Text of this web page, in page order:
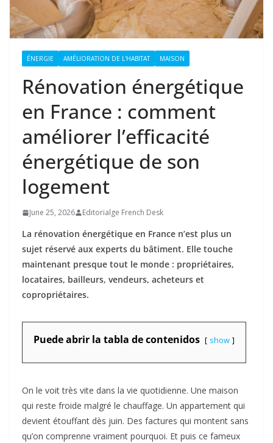
ÉNERGIE AMÉLIORATION DE L'HABITAT MAISON
Rénovation énergétique
en France : comment
améliorer l’efficacité
énergétique de son
logement
June 25, 2026 Editorialge French Desk
La rénovation énergétique en France n’est plus un
sujet réservé aux experts du bâtiment. Elle touche
maintenant presque tout le monde : propriétaires,
locataires, bailleurs, vendeurs, acheteurs et
copropriétaires.
Puede abrir la tabla de contenidos show
On le voit très vite dans la vie quotidienne. Une maison
qui reste froide malgré le chauffage. Un appartement qui
devient étouffant dès juin. Des factures qui montent sans
qu’on comprenne vraiment pourquoi. Et puis ce fameux